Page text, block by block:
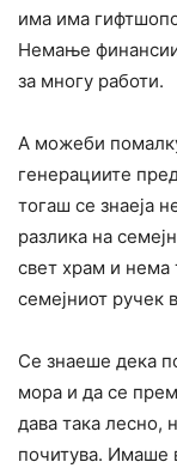
има има
Немање
за многу работи.
А можеби
генерациите
тогаш се знаеја
разлика на
свет храм и нема
семејниот ручек
Се знаеше дека
мора и да се
дава така лесно,
почитува. Имаше